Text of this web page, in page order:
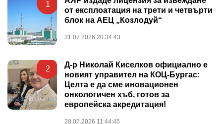
1
от експлоатация на трети и четвърти
блок на АЕЦ „Козлодуй“
31.07.2026 20:34:43
2
Д-р Николай Киселков официално е
новият управител на КОЦ-Бургас:
Целта е да сме иновационен
онкологичен хъб, готов за
европейска акредитация!
28.07.2026 11:44:45